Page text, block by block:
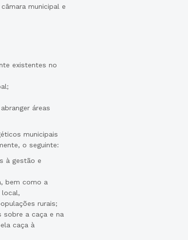
municipal e
existentes no
áreas
municipais
o seguinte:
à gestão e
bem como a
local,
rurais;
sobre a caça e na
caça à